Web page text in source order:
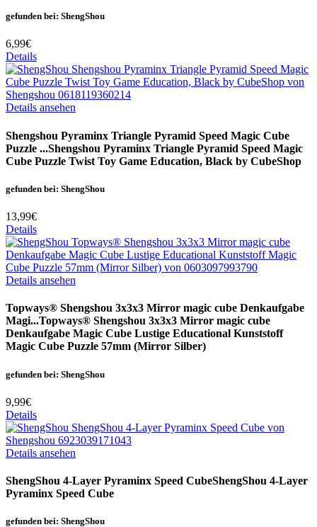
gefunden bei: ShengShou
6,99€
Details
Details ansehen
Shengshou Pyraminx Triangle Pyramid Speed Magic Cube
Puzzle ...Shengshou Pyraminx Triangle Pyramid Speed Magic
Cube Puzzle Twist Toy Game Education, Black by CubeShop
gefunden bei: ShengShou
13,99€
Details
Details ansehen
Topways® Shengshou 3x3x3 Mirror magic cube Denkaufgabe
Magi...Topways® Shengshou 3x3x3 Mirror magic cube
Denkaufgabe Magic Cube Lustige Educational Kunststoff
Magic Cube Puzzle 57mm (Mirror Silber)
gefunden bei: ShengShou
9,99€
Details
Details ansehen
ShengShou 4-Layer Pyraminx Speed CubeShengShou 4-Layer
Pyraminx Speed Cube
gefunden bei: ShengShou